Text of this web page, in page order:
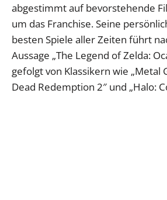
abgestimmt auf bevorstehende
um das Franchise. Seine
besten Spiele aller Zeiten führt
Aussage „The Legend of Zelda:
gefolgt von Klassikern wie „Metal
Dead Redemption 2″ und „Halo: